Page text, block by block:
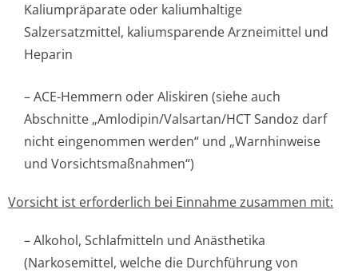
Kaliumpräparate oder kaliumhaltige
Salzersatzmittel, kaliumsparende Arzneimittel und
Heparin
– ACE-Hemmern oder Aliskiren (siehe auch
Abschnitte „Amlodipin/Val­sartan/HCT Sandoz darf
nicht eingenommen werden“ und „Warnhinweise
und Vorsichtsmaßnah­men“)
Vorsicht ist erforderlich bei Einnahme zusammen mit:
– Alkohol, Schlafmitteln und Anästhetika
(Narkosemittel, welche die Durchführung von